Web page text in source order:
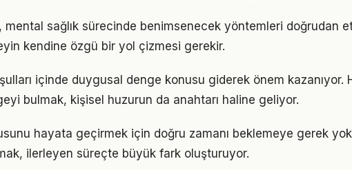
mental sağlık sürecinde benimsenecek yöntemleri doğrudan
kendine özgü bir yol çizmesi gerekir.
içinde duygusal denge konusu giderek önem kazanıyor.
bulmak, kişisel huzurun da anahtarı haline geliyor.
hayata geçirmek için doğru zamanı beklemeye gerek
ilerleyen süreçte büyük fark oluşturuyor.